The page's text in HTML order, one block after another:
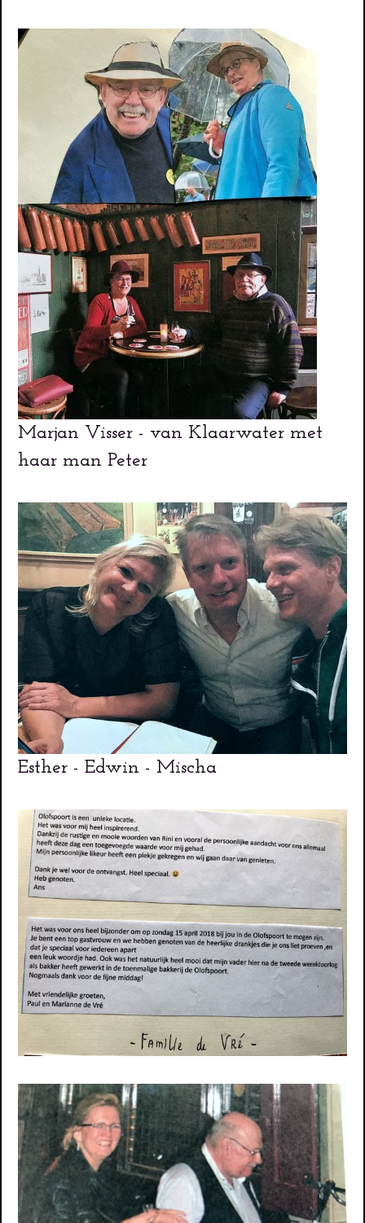
Marjan Visser - van Klaarwater met
haar man Peter
Esther - Edwin - Mischa